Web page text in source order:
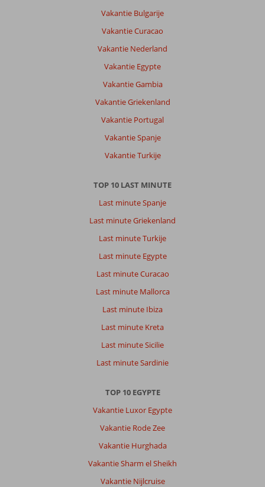
Vakantie Bulgarije
Vakantie Curacao
Vakantie Nederland
Vakantie Egypte
Vakantie Gambia
Vakantie Griekenland
Vakantie Portugal
Vakantie Spanje
Vakantie Turkije
TOP 10 LAST MINUTE
Last minute Spanje
Last minute Griekenland
Last minute Turkije
Last minute Egypte
Last minute Curacao
Last minute Mallorca
Last minute Ibiza
Last minute Kreta
Last minute Sicilie
Last minute Sardinie
TOP 10 EGYPTE
Vakantie Luxor Egypte
Vakantie Rode Zee
Vakantie Hurghada
Vakantie Sharm el Sheikh
Vakantie Nijlcruise